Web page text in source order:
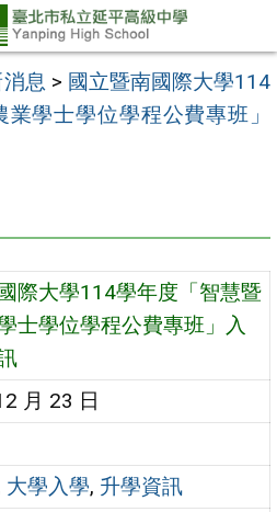
息 > 國立暨南國際大學114
學士學位學程公費專班」
際大學114學年度「智慧暨
士學位學程公費專班」入
月 23 日
大學入學, 升學資訊